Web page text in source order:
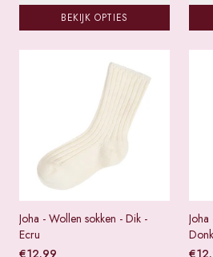
BEKIJK OPTIES
Joha - Wollen sokken - Dik -
Ecru